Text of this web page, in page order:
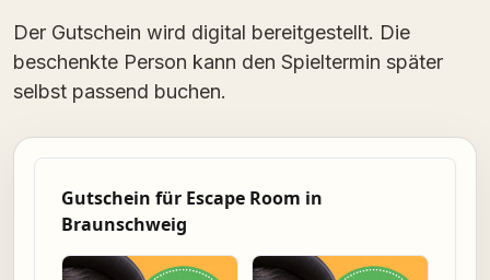
Der Gutschein wird digital bereitgestellt. Die
beschenkte Person kann den Spieltermin später
selbst passend buchen.